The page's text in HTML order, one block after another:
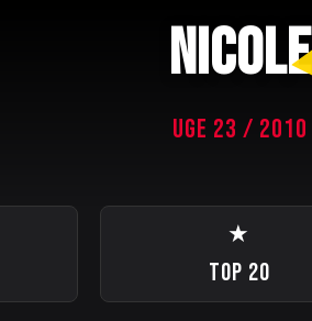
NICOLE
UGE 23 / 2010
★
TOP 20